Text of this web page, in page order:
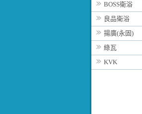
BOSS衛浴
良品衛浴
揚廣(永固)
綠瓦
KVK